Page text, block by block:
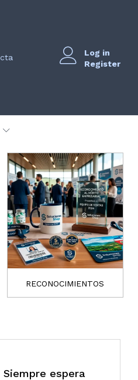
Log in
Register
RECONOCIMIENTOS
Siempre espera